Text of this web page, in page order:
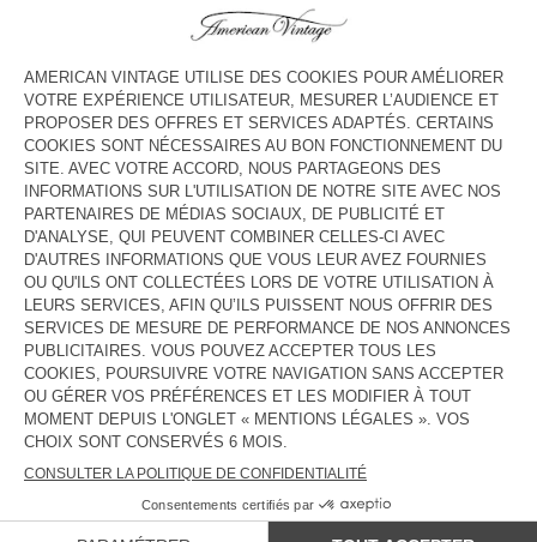
Lundi
10:30 - 18:30
Mardi
10:30 - 18:30
Mercredi
10:30 - 18:30
Jeudi
10:30 - 18:30
Vendredi
10:30 - 18:30
Samedi
10:30 - 18:30
Dimanche
Fermé
CONTACT
Tél. :(+32) 023 19 18 32
E-mail :contact@americanvintage-store.com
LANGUE :